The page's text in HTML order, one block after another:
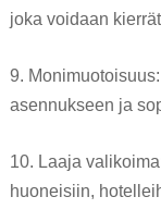
joka voidaan
9.
asennukseen ja
10. Laaja
huoneisiin,